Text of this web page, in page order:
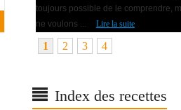
toujours possible de le comprendre,
ne voulons ...
Lire la suite
1 2 3 4
Index des recettes